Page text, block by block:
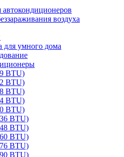
воздуха
для умного дома
BTU)
BTU)
BTU)
BTU)
BTU)
BTU)
BTU)
BTU)
BTU)
BTU)